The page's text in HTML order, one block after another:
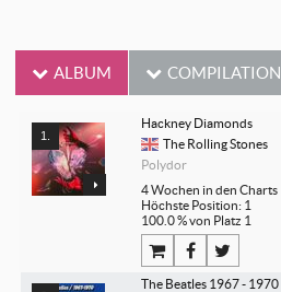
ALBUM COMPILATION
Hackney Diamonds
The Rolling Stones
Polydor
4 Wochen in den Charts
Höchste Position: 1
100.0 % von Platz 1
The Beatles 1967 - 1970